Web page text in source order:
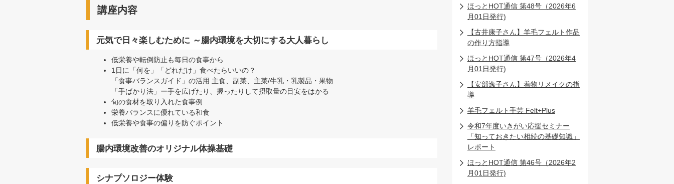
講座内容
元気で日々楽しむために ～腸内環境を大切にする大人暮らし
低栄養や転倒防止も毎日の食事から
1日に「何を」「どれだけ」食べたらいいの？
「食事バランスガイド」の活用 主食、副菜、主菜/牛乳・乳製品・果物
「手ばかり法」ー手を広げたり、握ったりして摂取量の目安をはかる
旬の食材を取り入れた食事例
栄養バランスに優れている和食
低栄養や食事の偏りを防ぐポイント
腸内環境改善のオリジナル体操基礎
シナプソロジー体験
ほっとHOT通信 第48号（2026年6
月01日発行)
【古井康子さん】羊毛フェルト作品
の作り方指導
ほっとHOT通信 第47号（2026年4
月01日発行)
【安部逸子さん】着物リメイクの指
導
羊毛フェルト手芸 Felt+Plus
令和7年度いきがい応援セミナー
「知っておきたい相続の基礎知識」
レポート
ほっとHOT通信 第46号（2026年2
月01日発行)